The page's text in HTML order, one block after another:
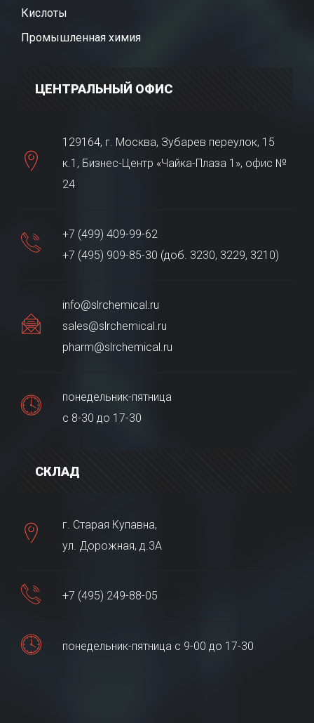
Кислоты
Промышленная химия
ЦЕНТРАЛЬНЫЙ ОФИС
129164, г. Москва, Зубарев переулок, 15
к.1, Бизнес-Центр «Чайка-Плаза 1», офис №
24
+7 (499) 409-99-62
+7 (495) 909-85-30 (доб. 3230, 3229, 3210)
info@slrchemical.ru
sales@slrchemical.ru
pharm@slrchemical.ru
понедельник-пятница
с 8-30 до 17-30
СКЛАД
г. Старая Купавна,
ул. Дорожная, д.3А
+7 (495) 249-88-05
понедельник-пятница с 9-00 до 17-30